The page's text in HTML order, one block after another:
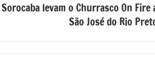
levam o Churrasco On Fire
São José do Rio